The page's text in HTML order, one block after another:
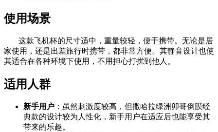
使用场景
这款飞机杯的尺寸适中，重量较轻，便于携带。无论是居
家使用，还是出差旅行时携带，都非常方便。其静音设计也使
其适合在各种环境下使用，不用担心打扰到他人。
适用人群
新手用户 ：虽然刺激度较高，但撒哈拉绿洲卯哥倒膜经
典款的设计较为人性化，新手用户在适应后也能享受其
带来的乐趣。